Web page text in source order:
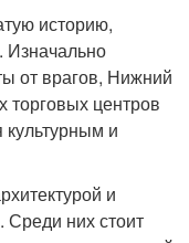
историю,
Изначально
от врагов, Нижний
торговых центров
и
и
них стоит